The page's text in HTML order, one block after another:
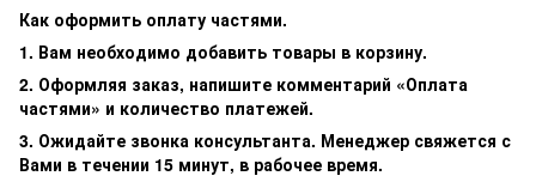
Как оформить оплату частями.
1. Вам необходимо добавить товары в корзину.
2. Оформляя заказ, напишите комментарий «Оплата
частями» и количество платежей.
3. Ожидайте звонка консультанта. Менеджер свяжется с
Вами в течении 15 минут, в рабочее время.